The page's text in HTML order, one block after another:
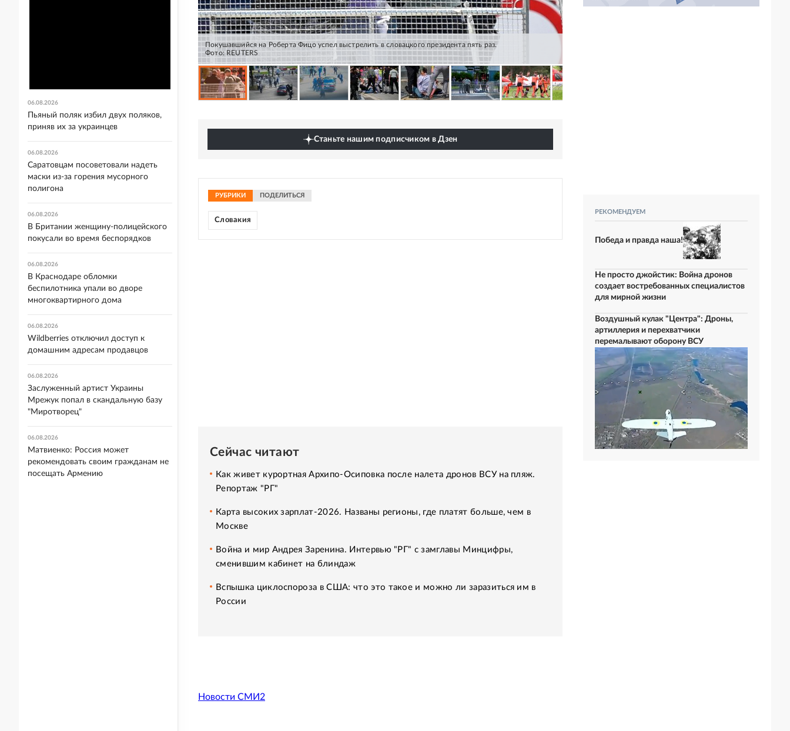
Покушавшийся на Роберта Фицо успел выстрелить в словацкого президента пять раз.
Фото: REUTERS
Станьте нашим подписчиком в Дзен
РУБРИКИ ПОДЕЛИТЬСЯ
Словакия
Сейчас читают
Как живет курортная Архипо-Осиповка после налета дронов ВСУ на пляж.
Репортаж "РГ"
Карта высоких зарплат-2026. Названы регионы, где платят больше, чем в
Москве
Война и мир Андрея Заренина. Интервью "РГ" с замглавы Минцифры,
сменившим кабинет на блиндаж
Вспышка циклоспороза в США: что это такое и можно ли заразиться им в
России
Новости СМИ2
РЕКОМЕНДУЕМ
Победа и правда наша!
Не просто джойстик: Война дронов
создает востребованных специалистов
для мирной жизни
Воздушный кулак "Центра": Дроны,
артиллерия и перехватчики
перемалывают оборону ВСУ
06.08.2026
Пьяный поляк избил двух поляков,
приняв их за украинцев
06.08.2026
Саратовцам посоветовали надеть
маски из-за горения мусорного
полигона
06.08.2026
В Британии женщину-полицейского
покусали во время беспорядков
06.08.2026
В Краснодаре обломки
беспилотника упали во дворе
многоквартирного дома
06.08.2026
Wildberries отключил доступ к
домашним адресам продавцов
06.08.2026
Заслуженный артист Украины
Мрежук попал в скандальную базу
"Миротворец"
06.08.2026
Матвиенко: Россия может
рекомендовать своим гражданам не
посещать Армению